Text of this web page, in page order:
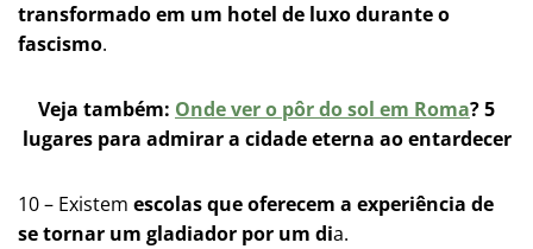
transformado em um hotel de luxo durante o
fascismo​​.
Veja também: Onde ver o pôr do sol em Roma? 5
lugares para admirar a cidade eterna ao entardecer
10 – Existem escolas que oferecem a experiência de
se tornar um gladiador por um dia​​.